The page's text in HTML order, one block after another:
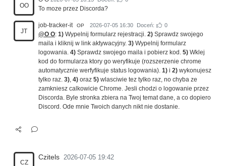
OO To moze przez Discorda?
JT
job-tracker-it OP 2026-07-05 16:30 Doceń: 0
@O O: 1) Wypelnij formularz rejestracji. 2) Sprawdz swojego
maila i kliknij w link aktywacyjny. 3) Wypelnij formularz
logowania. 4) Sprawdz swojego maila i pobierz kod. 5) Wklej
kod do formularza ktory go weryfikuje (rozszerzenie chrome
automatycznie werfyfikuje status logowania). 1) i 2) wykonujesz
tylko raz. 3) 4) oraz 5) wlasciwie tez tylko raz, no chyba ze
zamkniesz calkowicie Chrome. Jesli chodzi o logowanie przez
Discorda. Byle stronka zbiera na Twoj temat dane, a co dopiero
Discord. Ode mnie Twoich danych nikt nie dostanie.
CZ
Czitels 2026-07-05 19:42